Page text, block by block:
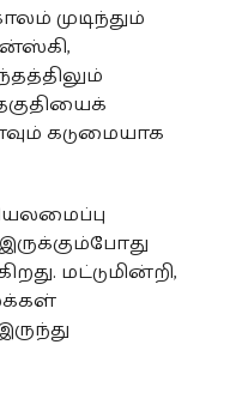
முடிந்தும்
கடுமையாக
மட்டுமின்றி,